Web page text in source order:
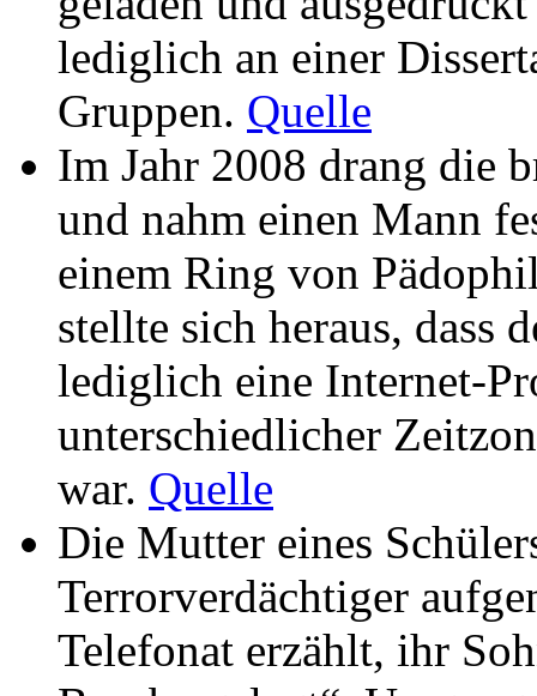
lediglich an einer
Gruppen. Quelle
Im Jahr 2008 drang die
und nahm einen Mann
einem Ring von
stellte sich heraus, dass
lediglich eine Internet-
unterschiedlicher
war. Quelle
Die Mutter eines
Terrorverdächtiger
Telefonat erzählt, ihr